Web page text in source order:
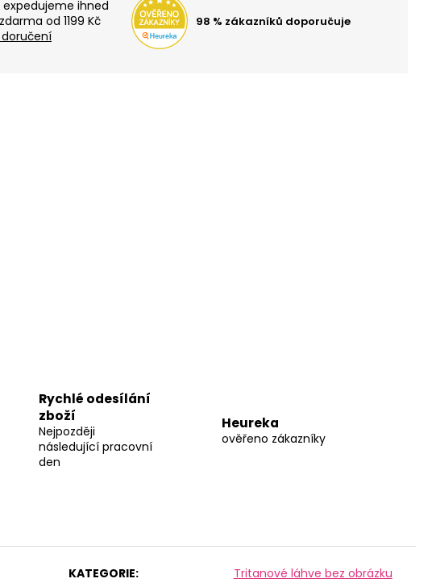
od 1199 Kč
98 % zákazníků doporučuje
Rychlé odesílání
zboží
Nejpozději
následující pracovní
den
Heureka
ověřeno zákazníky
KATEGORIE:
Tritanové láhve bez obrázku
BATOH OXY SPORT
+ ETUE ZDARMA
Kč